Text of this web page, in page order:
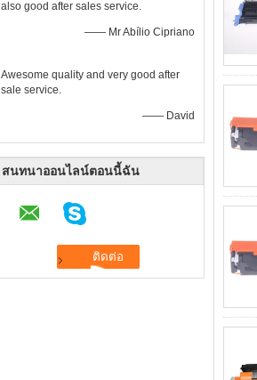
also good after sales service.
—— Mr Abílio Cipriano
Awesome quality and very good after
sale service.
—— David
สนทนาออนไลน์ตอนนี้ฉัน